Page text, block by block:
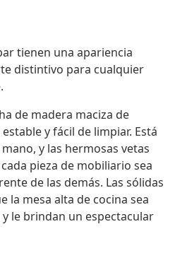
tienen una apariencia
distintivo para cualquier
de madera maciza de
y fácil de limpiar. Está
y las hermosas vetas
pieza de mobiliario sea
de las demás. Las sólidas
la mesa alta de cocina sea
le brindan un espectacular